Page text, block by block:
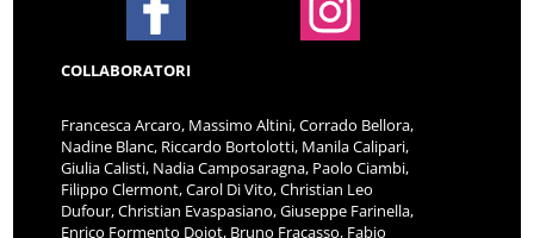
COLLABORATORI
Francesca Arcaro, Massimo Altini, Corrado Bellora,
Nadine Blanc, Riccardo Bortolotti, Manila Calipari,
Giulia Calisti, Nadia Camposaragna, Paolo Ciambi,
Filippo Clermont, Carol Di Vito, Christian Leo
Dufour, Christian Evaspasiano, Giuseppe Farinella,
Enrico Formento Dojot, Bruno Fracasso, Fabio